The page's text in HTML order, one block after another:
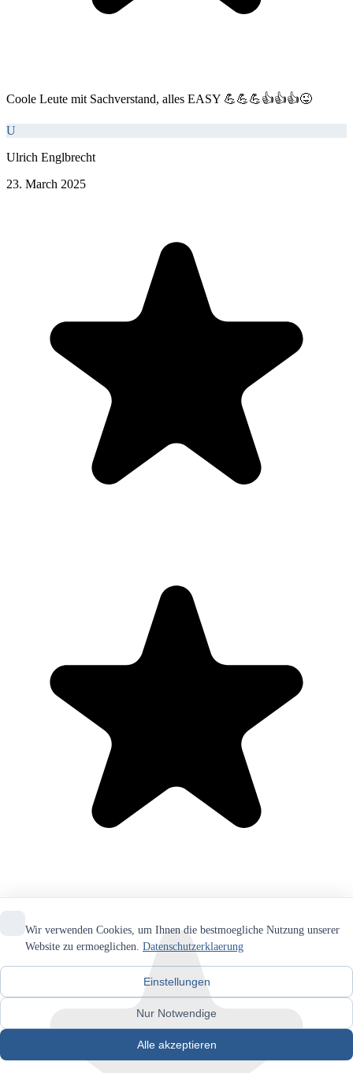
Coole Leute mit Sachverstand, alles EASY 💪💪💪👍👍👍😜
U
Ulrich Englbrecht
23. March 2025
Wir verwenden Cookies, um Ihnen die bestmoegliche Nutzung unserer
Website zu ermoeglichen. Datenschutzerklaerung
Einstellungen
Nur Notwendige
Alle akzeptieren